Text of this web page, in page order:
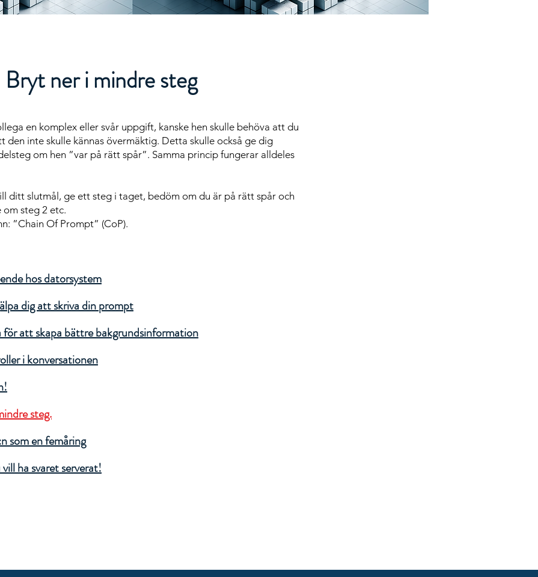
ner i mindre steg
en komplex eller svår uppgift, kanske hen skulle behöva att du
den inte skulle kännas övermäktig. Detta skulle också ge dig
om hen ”var på rätt spår”. Samma princip fungerar alldeles
ditt slutmål, ge ett steg i taget, bedöm om du är på rätt spår och
om steg 2 etc.
”Chain Of Prompt” (CoP).
hos datorsystem
dig att skriva din prompt
att skapa bättre bakgrundsinformation
i konversationen
steg.
som en femåring
ha svaret serverat!